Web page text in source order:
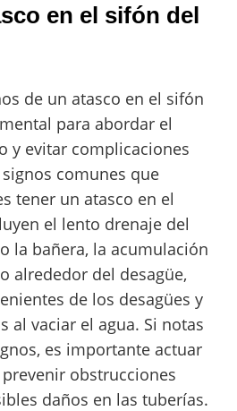
en el sifón del
de un atasco en el sifón
para abordar el
y evitar complicaciones
comunes que
tener un atasco en el
el lento drenaje del
la bañera, la acumulación
alrededor del desagüe,
de los desagües y
al vaciar el agua. Si notas
es importante actuar
obstrucciones
daños en las tuberías.